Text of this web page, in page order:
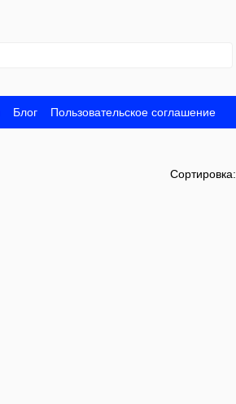
Блог Пользовательское соглашение
Сортировка: